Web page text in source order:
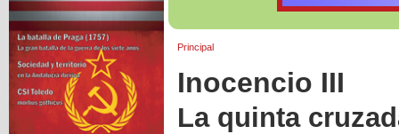
Principal
Inocencio III
La quinta